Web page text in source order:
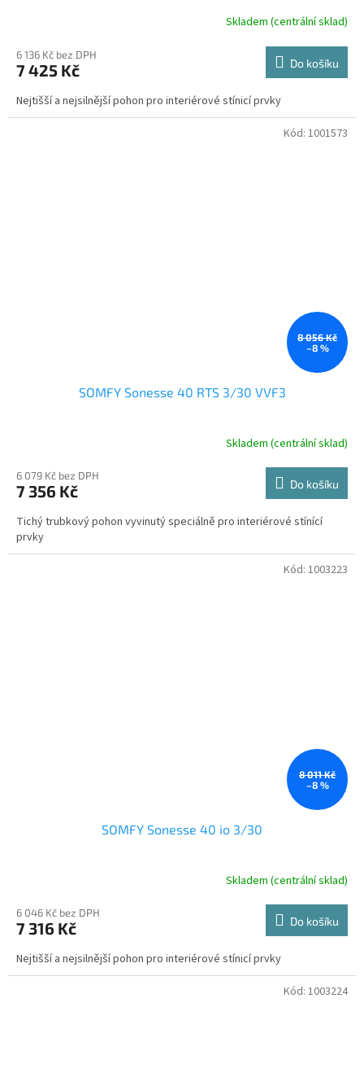
Skladem (centrální sklad)
6 136 Kč bez DPH
7 425 Kč Do košíku
Nejtišší a nejsilnější pohon pro interiérové stínicí prvky
8 056 Kč
–8 %
SOMFY Sonesse 40 RTS 3/30 VVF3
Skladem (centrální sklad)
6 079 Kč bez DPH
7 356 Kč Do košíku
Tichý trubkový pohon vyvinutý speciálně pro interiérové stínící
prvky
Kód: 1001573
8 011 Kč
–8 %
SOMFY Sonesse 40 io 3/30
Skladem (centrální sklad)
6 046 Kč bez DPH
7 316 Kč Do košíku
Nejtišší a nejsilnější pohon pro interiérové stínicí prvky
Kód: 1003223
Kód: 1003224